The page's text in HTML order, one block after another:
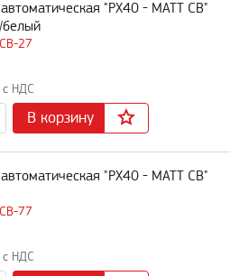
27
"PX40 - MATT CB"
В корзину
77
"PX40 - MATT CB"